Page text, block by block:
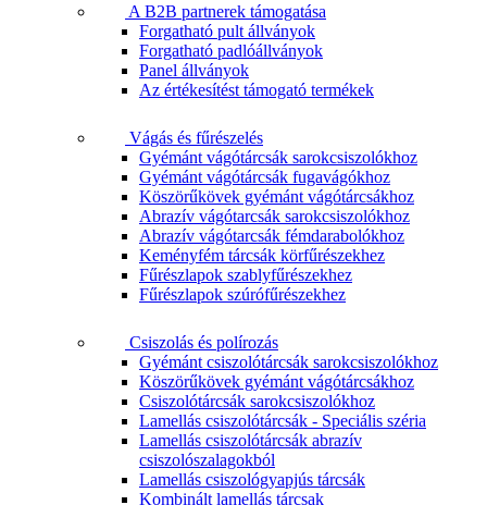
A B2B partnerek támogatása
Forgatható pult állványok
Forgatható padlóállványok
Panel állványok
Az értékesítést támogató termékek
Vágás és fűrészelés
Gyémánt vágótárcsák sarokcsiszolókhoz
Gyémánt vágótárcsák fugavágókhoz
Köszörűkövek gyémánt vágótárcsákhoz
Abrazív vágótarcsák sarokcsiszolókhoz
Abrazív vágótarcsák fémdarabolókhoz
Keményfém tárcsák körfűrészekhez
Fűrészlapok szablyfűrészekhez
Fűrészlapok szúrófűrészekhez
Csiszolás és polírozás
Gyémánt csiszolótárcsák sarokcsiszolókhoz
Köszörűkövek gyémánt vágótárcsákhoz
Csiszolótárcsák sarokcsiszolókhoz
Lamellás csiszolótárcsák - Speciális széria
Lamellás csiszolótárcsák abrazív
csiszolószalagokból
Lamellás csiszológyapjús tárcsák
Kombinált lamellás tárcsak